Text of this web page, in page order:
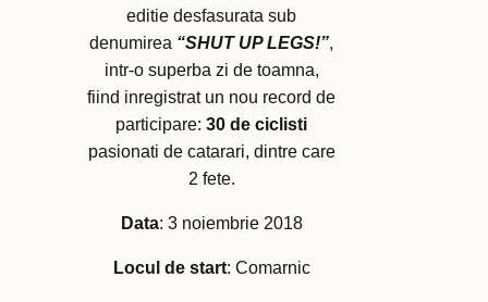
editie desfasurata sub
denumirea “SHUT UP LEGS!”,
intr-o superba zi de toamna,
fiind inregistrat un nou record de
participare: 30 de ciclisti
pasionati de catarari, dintre care
2 fete.
Data: 3 noiembrie 2018
Locul de start: Comarnic